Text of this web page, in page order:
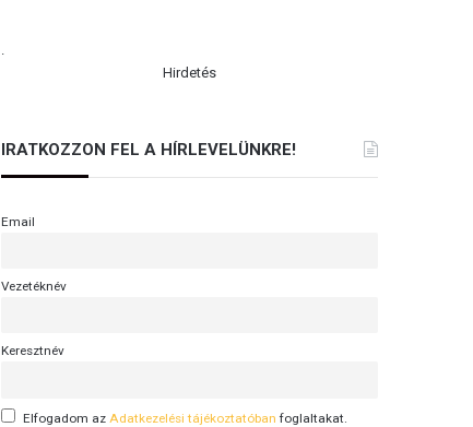
.
Hirdetés
IRATKOZZON FEL A HÍRLEVELÜNKRE!
Email
Vezetéknév
Keresztnév
Elfogadom az Adatkezelési tájékoztatóban foglaltakat.